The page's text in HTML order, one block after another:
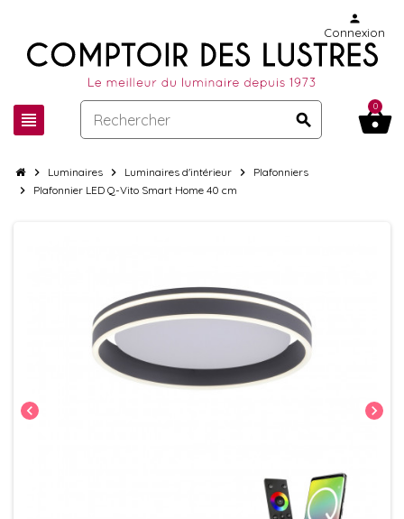
view_headline search
person
Connexion
shopping_basket
0
chevron_right Luminaires chevron_right Luminaires d'intérieur chevron_right Plafonniers
chevron_right Plafonnier LED Q-Vito Smart Home 40 cm
chevron_left chevron_right